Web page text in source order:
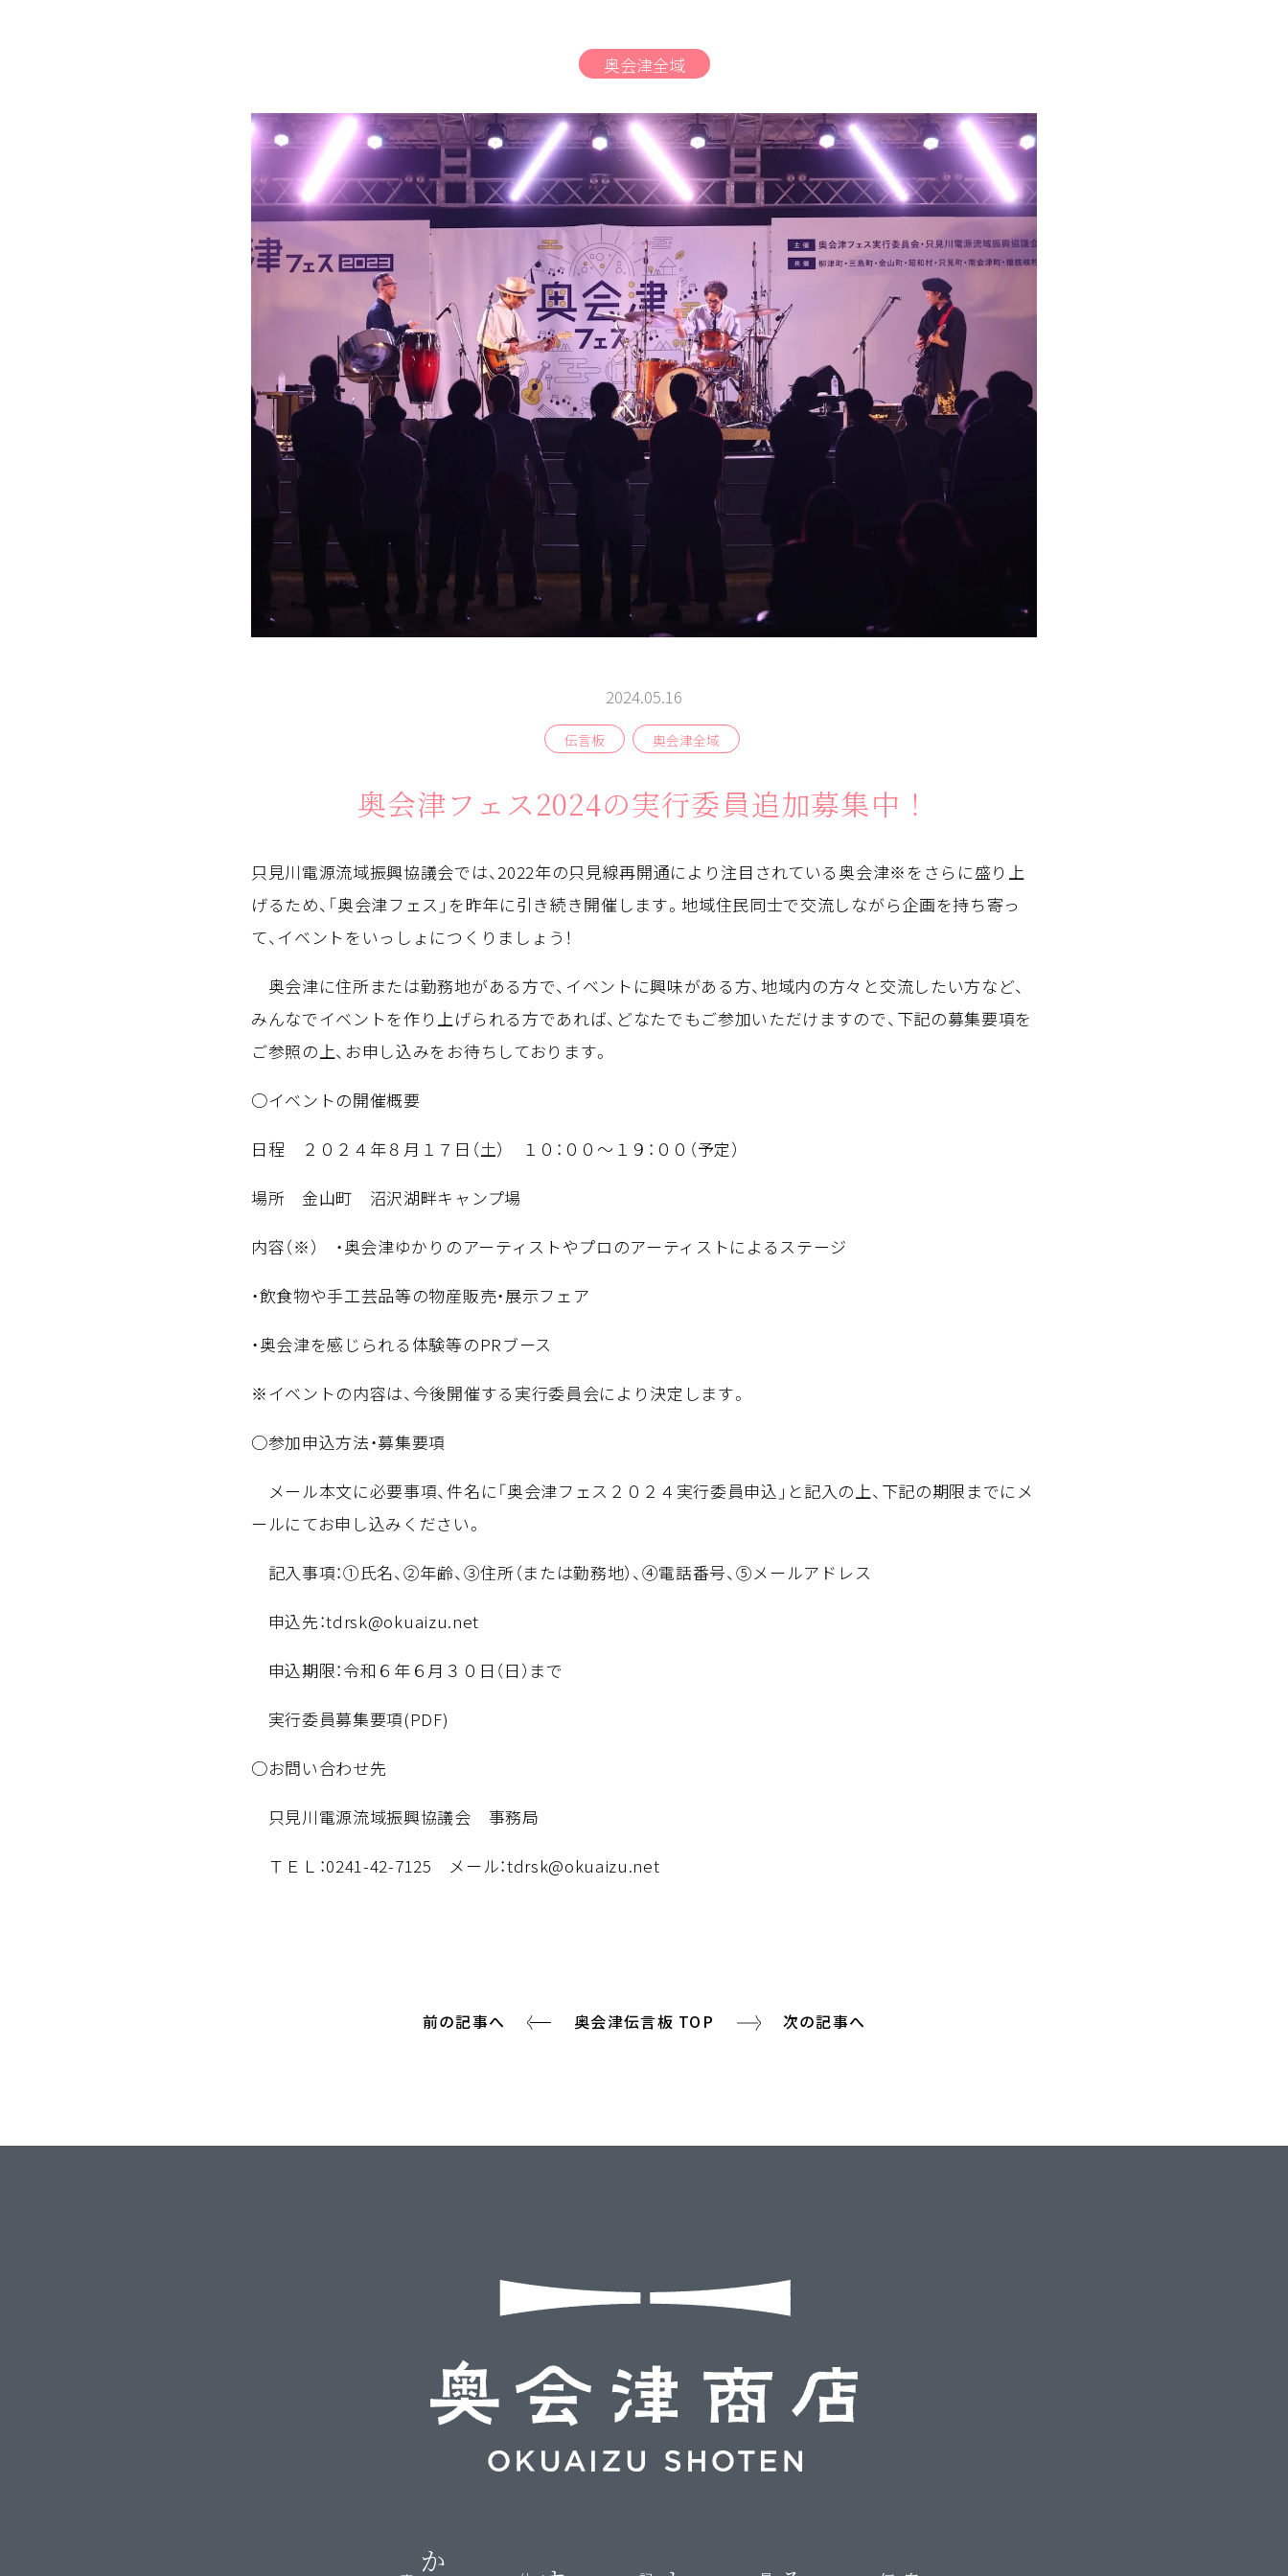
伝言板
みる
よむ
する
ABOUT
相
談
窓
口
ア
ク
セ
お
問
い
合
わ
奥会津全域
2024.05.16
伝言板 奥会津全域
奥会津フェス2024の実行委員追加募集中！
只見川電源流域振興協議会では、2022年の只見線再開通により注目されている奥会津※をさらに盛り上
げるため、「奥会津フェス」を昨年に引き続き開催します。地域住民同士で交流しながら企画を持ち寄っ
て、イベントをいっしょにつくりましょう！
奥会津に住所または勤務地がある方で、イベントに興味がある方、地域内の方々と交流したい方など、
みんなでイベントを作り上げられる方であれば、どなたでもご参加いただけますので、下記の募集要項を
ご参照の上、お申し込みをお待ちしております。
○イベントの開催概要
日程 ２０２４年８月１７日（土） １０：００～１９：００（予定）
場所 金山町 沼沢湖畔キャンプ場
内容（※） ・奥会津ゆかりのアーティストやプロのアーティストによるステージ
・飲食物や手工芸品等の物産販売・展示フェア
・奥会津を感じられる体験等のPRブース
※イベントの内容は、今後開催する実行委員会により決定します。
○参加申込方法・募集要項
メール本文に必要事項、件名に「奥会津フェス２０２４実行委員申込」と記入の上、下記の期限までにメ
ールにてお申し込みください。
記入事項：①氏名、②年齢、③住所（または勤務地）、④電話番号、⑤メールアドレス
申込先：tdrsk@okuaizu.net
申込期限：令和６年６月３０日（日）まで
実行委員募集要項(PDF)
○お問い合わせ先
只見川電源流域振興協議会 事務局
ＴＥＬ：0241-42-7125 メール：tdrsk@okuaizu.net
前の記事へ 奥会津伝言板 TOP 次の記事へ